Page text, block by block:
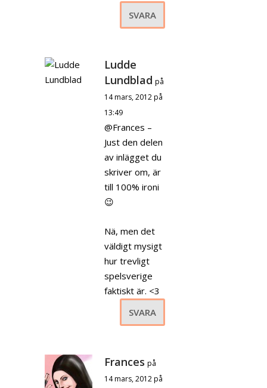
SVARA
Ludde
Lundblad på
14 mars, 2012 på
13:49
@Frances –
Just den delen
av inlägget du
skriver om, är
till 100% ironi
😉
Nä, men det
väldigt mysigt
hur trevligt
spelsverige
faktiskt är. <3
SVARA
Frances på
14 mars, 2012 på